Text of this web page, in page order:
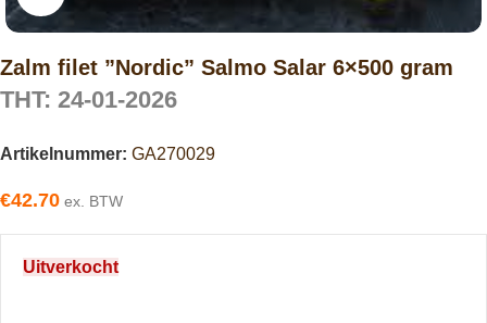
Zalm filet ”Nordic” Salmo Salar 6×500 gram
THT: 24-01-2026
Artikelnummer: GA270029
€42.70 ex. BTW
Uitverkocht